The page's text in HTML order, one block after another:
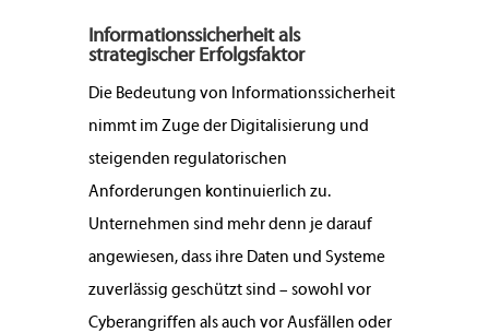
Informationssicherheit als
strategischer Erfolgsfaktor
Die Bedeutung von Informationssicherheit
nimmt im Zuge der Digitalisierung und
steigenden regulatorischen
Anforderungen kontinuierlich zu.
Unternehmen sind mehr denn je darauf
angewiesen, dass ihre Daten und Systeme
zuverlässig geschützt sind – sowohl vor
Cyberangriffen als auch vor Ausfällen oder